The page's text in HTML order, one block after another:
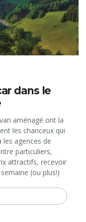
dans le
aménagé ont la
les chanceux qui
les agences de
particuliers,
attractifs, recevoir
(ou plus!)